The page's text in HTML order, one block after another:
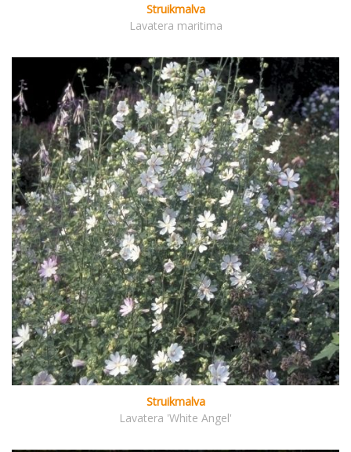
Struikmalva
Lavatera maritima
Struikmalva
Lavatera 'White Angel'